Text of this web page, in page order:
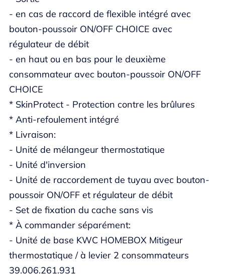
- en cas de raccord de flexible intégré avec
bouton-poussoir ON/OFF CHOICE avec
régulateur de débit
- en haut ou en bas pour le deuxième
consommateur avec bouton-poussoir ON/OFF
CHOICE
* SkinProtect - Protection contre les brûlures
* Anti-refoulement intégré
* Livraison:
- Unité de mélangeur thermostatique
- Unité d'inversion
- Unité de raccordement de tuyau avec bouton-
poussoir ON/OFF et régulateur de débit
- Set de fixation du cache sans vis
* À commander séparément:
- Unité de base KWC HOMEBOX Mitigeur
thermostatique / à levier 2 consommateurs
39.006.261.931